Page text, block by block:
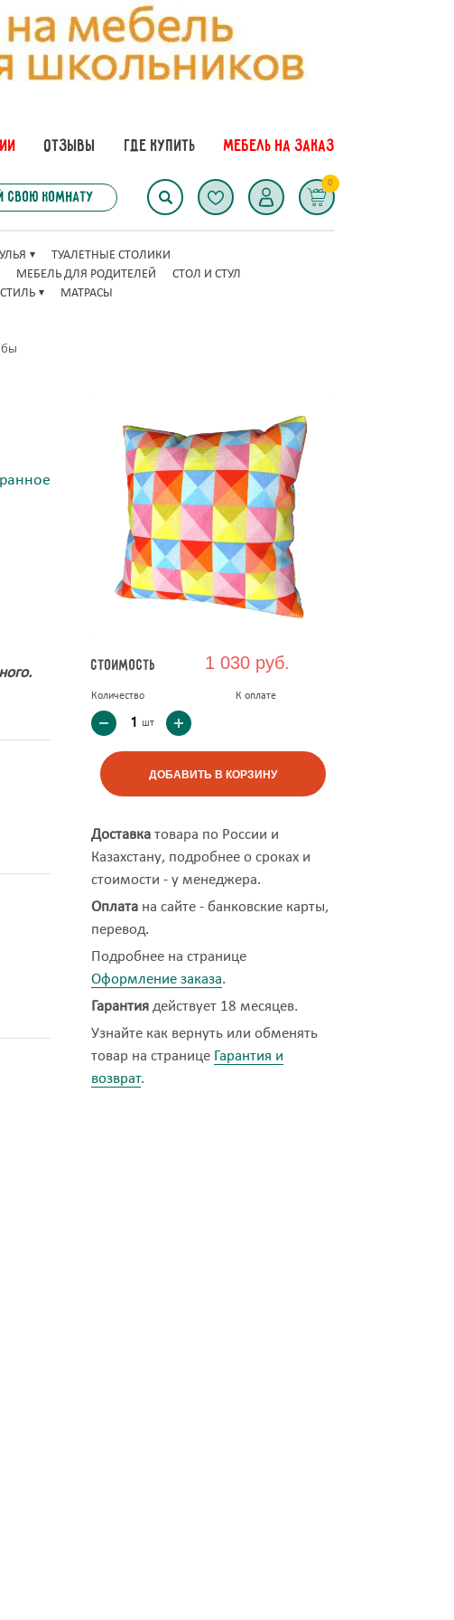
ОТЗЫВЫ ГДЕ КУПИТЬ МЕБЕЛЬ НА ЗАКАЗ
свою комнату
0
ТУАЛЕТНЫЕ СТОЛИКИ
МЕБЕЛЬ ДЛЯ РОДИТЕЛЕЙ
СТОЛ И СТУЛ
МАТРАСЫ
Стоимость 1 030 руб.
Количество
шт
К оплате
ДОБАВИТЬ В КОРЗИНУ
Доставка товара по России и
Казахстану, подробнее о сроках и
стоимости - у менеджера.
Оплата на сайте - банковские карты,
перевод.
Подробнее на странице
Оформление заказа.
Гарантия действует 18 месяцев.
Узнайте как вернуть или обменять
товар на странице Гарантия и
возврат.